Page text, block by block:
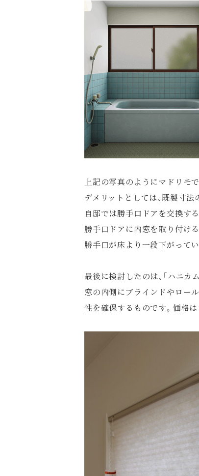
上記の写真のようにマドリモ
デメリットとしては、既製寸
自邸では勝手口ドアを交換す
勝手口ドアに内窓を取り付け
勝手口が床より一段下がって
最後に検討したのは、「ハニカ
窓の内側にブラインドやロー
性を確保するものです。価格